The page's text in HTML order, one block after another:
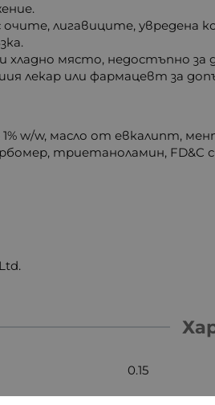
лигавиците, увредена
хладно място, недостъпно за
лекар или фармацевт за
w/w, масло от евкалипт,
триетаноламин, FD&C
0.15